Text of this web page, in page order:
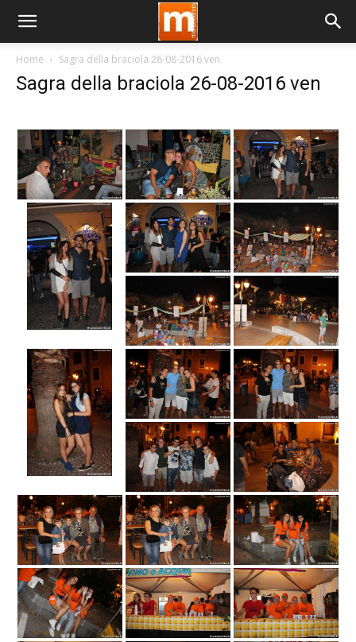
Home Sagra della braciola 26-08-2016 ven
Sagra della braciola 26-08-2016 ven